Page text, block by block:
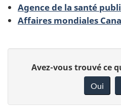
Agence de la santé
Affaires mondiales
Avez-vous trouvé ce
Oui